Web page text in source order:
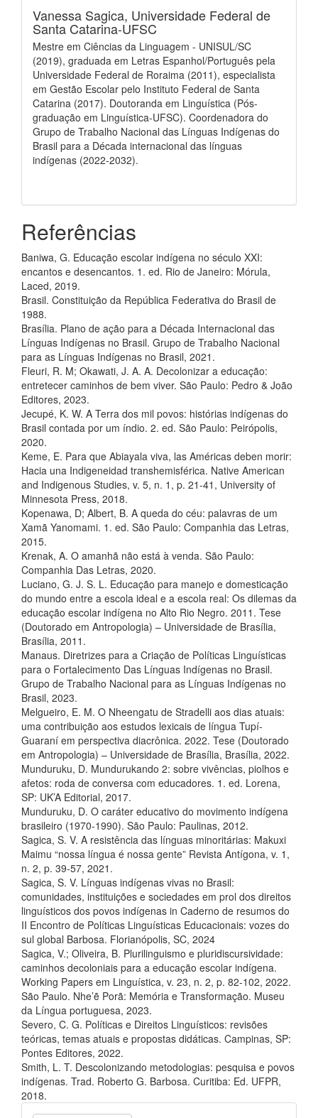
Vanessa Sagica, Universidade Federal de
Santa Catarina-UFSC
Mestre em Ciências da Linguagem - UNISUL/SC
(2019), graduada em Letras Espanhol/Português pela
Universidade Federal de Roraima (2011), especialista
em Gestão Escolar pelo Instituto Federal de Santa
Catarina (2017). Doutoranda em Linguística (Pós-
graduação em Linguística-UFSC). Coordenadora do
Grupo de Trabalho Nacional das Línguas Indígenas do
Brasil para a Década internacional das línguas
indígenas (2022-2032).
Referências
Baniwa, G. Educação escolar indígena no século XXI:
encantos e desencantos. 1. ed. Rio de Janeiro: Mórula,
Laced, 2019.
Brasil. Constituição da República Federativa do Brasil de
1988.
Brasília. Plano de ação para a Década Internacional das
Línguas Indígenas no Brasil. Grupo de Trabalho Nacional
para as Línguas Indígenas no Brasil, 2021.
Fleuri, R. M; Okawati, J. A. A. Decolonizar a educação:
entretecer caminhos de bem viver. São Paulo: Pedro & João
Editores, 2023.
Jecupé, K. W. A Terra dos mil povos: histórias indígenas do
Brasil contada por um índio. 2. ed. São Paulo: Peirópolis,
2020.
Keme, E. Para que Abiayala viva, las Américas deben morir:
Hacia una Indigeneidad transhemisférica. Native American
and Indigenous Studies, v. 5, n. 1, p. 21-41, University of
Minnesota Press, 2018.
Kopenawa, D; Albert, B. A queda do céu: palavras de um
Xamã Yanomami. 1. ed. São Paulo: Companhia das Letras,
2015.
Krenak, A. O amanhã não está à venda. São Paulo:
Companhia Das Letras, 2020.
Luciano, G. J. S. L. Educação para manejo e domesticação
do mundo entre a escola ideal e a escola real: Os dilemas da
educação escolar indígena no Alto Rio Negro. 2011. Tese
(Doutorado em Antropologia) – Universidade de Brasília,
Brasília, 2011.
Manaus. Diretrizes para a Criação de Políticas Linguísticas
para o Fortalecimento Das Línguas Indígenas no Brasil.
Grupo de Trabalho Nacional para as Línguas Indígenas no
Brasil, 2023.
Melgueiro, E. M. O Nheengatu de Stradelli aos dias atuais:
uma contribuição aos estudos lexicais de língua Tupí-
Guaraní em perspectiva diacrônica. 2022. Tese (Doutorado
em Antropologia) – Universidade de Brasília, Brasília, 2022.
Munduruku, D. Mundurukando 2: sobre vivências, piolhos e
afetos: roda de conversa com educadores. 1. ed. Lorena,
SP: UK’A Editorial, 2017.
Munduruku, D. O caráter educativo do movimento indígena
brasileiro (1970-1990). São Paulo: Paulinas, 2012.
Sagica, S. V. A resistência das línguas minoritárias: Makuxi
Maimu “nossa língua é nossa gente” Revista Antígona, v. 1,
n. 2, p. 39-57, 2021.
Sagica, S. V. Línguas indígenas vivas no Brasil:
comunidades, instituições e sociedades em prol dos direitos
linguísticos dos povos indígenas in Caderno de resumos do
II Encontro de Políticas Linguísticas Educacionais: vozes do
sul global Barbosa. Florianópolis, SC, 2024
Sagica, V.; Oliveira, B. Plurilinguismo e pluridiscursividade:
caminhos decoloniais para a educação escolar indígena.
Working Papers em Linguística, v. 23, n. 2, p. 82-102, 2022.
São Paulo. Nhe’ẽ Porã: Memória e Transformação. Museu
da Língua portuguesa, 2023.
Severo, C. G. Políticas e Direitos Linguísticos: revisões
teóricas, temas atuais e propostas didáticas. Campinas, SP:
Pontes Editores, 2022.
Smith, L. T. Descolonizando metodologias: pesquisa e povos
indígenas. Trad. Roberto G. Barbosa. Curitiba: Ed. UFPR,
2018.